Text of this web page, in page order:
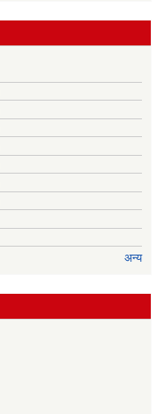
अन्य